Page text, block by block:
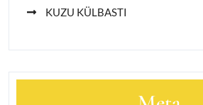
KUZU KÜLBASTI